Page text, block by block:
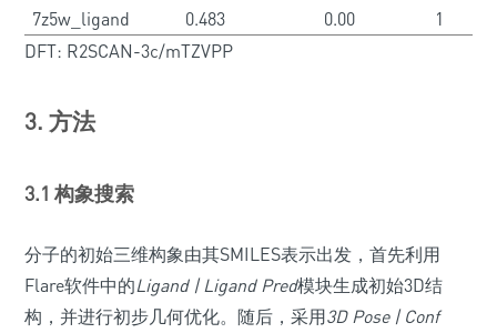
7z5w_ligand
0.483 0.00
1
DFT: R2SCAN-3c/mTZVPP
3. 方法
3.1 构象搜索
分子的初始三维构象由其SMILES表示出发，首先利用
Flare软件中的Ligand | Ligand Pred模块生成初始3D结
构，并进行初步几何优化。随后，采用3D Pose | Conf